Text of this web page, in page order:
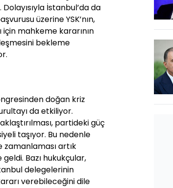
İstanbul’da da
üzerine YSK’nın,
mahkeme kararının
bekleme
doğan kriz
da etkiliyor.
partideki güç
taşıyor. Bu nedenle
zamanlaması artık
Bazı hukukçular,
delegelerinin
verebileceğini dile